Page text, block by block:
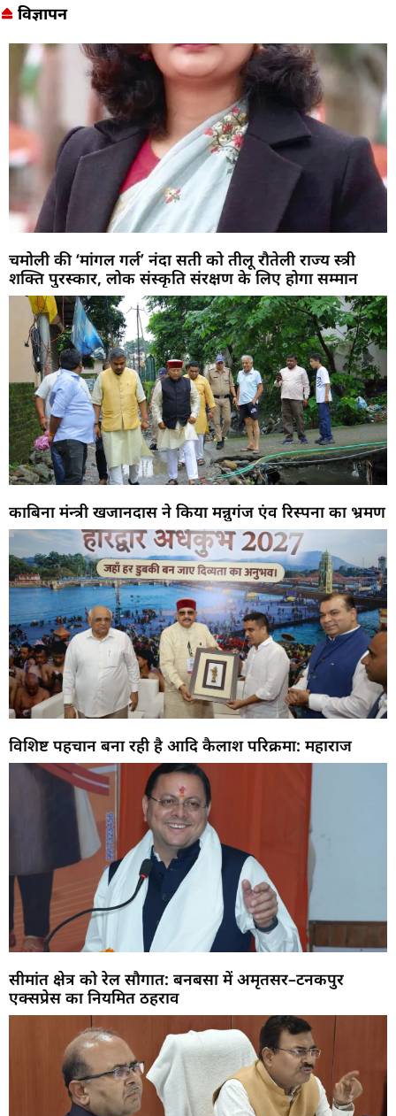
विज्ञापन
चमोली की ‘मांगल गर्ल’ नंदा सती को तीलू रौतेली राज्य स्त्री
शक्ति पुरस्कार, लोक संस्कृति संरक्षण के लिए होगा सम्मान
काबिना मंन्त्री खजानदास ने किया मन्नुगंज एंव रिस्पना का भ्रमण
विशिष्ट पहचान बना रही है आदि कैलाश परिक्रमा: महाराज
सीमांत क्षेत्र को रेल सौगात: बनबसा में अमृतसर–टनकपुर
एक्सप्रेस का नियमित ठहराव